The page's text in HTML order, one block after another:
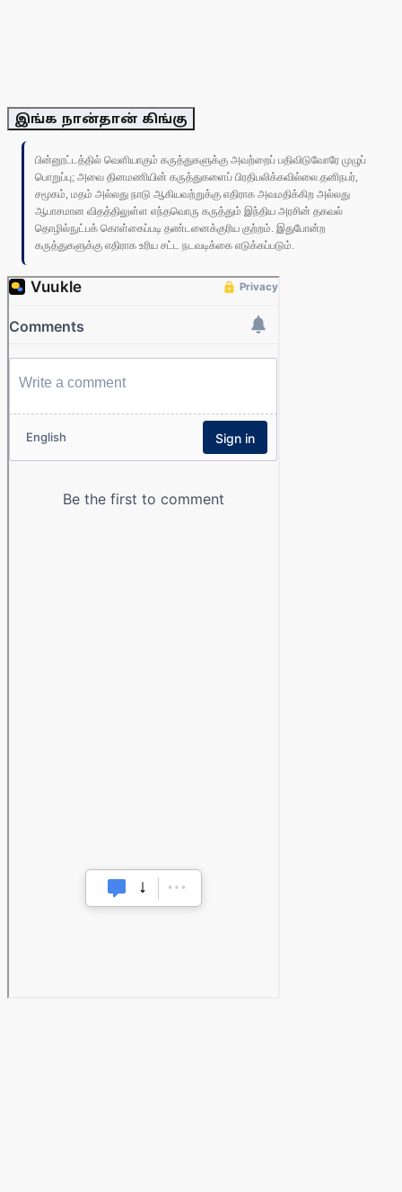
இங்க நான்தான் கிங்கு
பின்னூட்டத்தில் வெளியாகும் கருத்துகளுக்கு அவற்றைப் பதிவிடுவோரே முழுப்
பொறுப்பு; அவை தினமணியின் கருத்துகளைப் பிரதிபலிக்கவில்லை.தனிநபர்,
சமூகம், மதம் அல்லது நாடு ஆகியவற்றுக்கு எதிராக அவமதிக்கிற அல்லது
ஆபாசமான விதத்திலுள்ள எந்தவொரு கருத்தும் இந்திய அரசின் தகவல்
தொழில்நுட்பக் கொள்கைப்படி தண்டனைக்குரிய குற்றம். இதுபோன்ற
கருத்துகளுக்கு எதிராக உரிய சட்ட நடவடிக்கை எடுக்கப்படும்.